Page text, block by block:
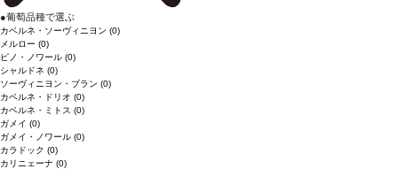
●葡萄品種で選ぶ
カベルネ・ソーヴィニヨン (0)
メルロー (0)
ピノ・ノワール (0)
シャルドネ (0)
ソーヴィニヨン・ブラン (0)
カベルネ・ドリオ (0)
カベルネ・ミトス (0)
ガメイ (0)
ガメイ・ノワール (0)
カラドック (0)
カリニェーナ (0)